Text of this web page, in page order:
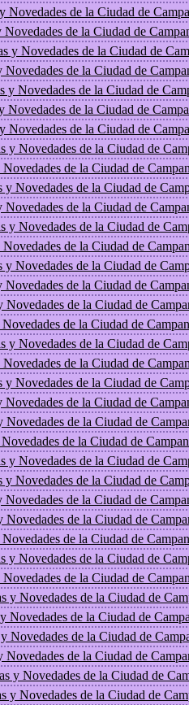
Novedades de la Ciudad de
de la Ciudad de
y Novedades de la Ciudad de
de la Ciudad de
y Novedades de la Ciudad de
Novedades de la Ciudad de
Novedades de la Ciudad de
y Novedades de la Ciudad de
de la Ciudad de
Novedades de la Ciudad de
de la Ciudad de
y Novedades de la Ciudad de
de la Ciudad de
Novedades de la Ciudad de
de la Ciudad de
de la Ciudad de
de la Ciudad de
y Novedades de la Ciudad de
de la Ciudad de
Novedades de la Ciudad de
de la Ciudad de
de la Ciudad de
de la Ciudad de
y Novedades de la Ciudad de
Novedades de la Ciudad de
de la Ciudad de
de la Ciudad de
de la Ciudad de
y Novedades de la Ciudad de
de la Ciudad de
y Novedades de la Ciudad de
Novedades de la Ciudad de
Novedades de la Ciudad de
de la Ciudad de
y Novedades de la Ciudad de
y Novedades de la Ciudad de